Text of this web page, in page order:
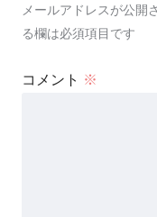
メールアドレスが公開
る欄は必須項目です
コメント ※